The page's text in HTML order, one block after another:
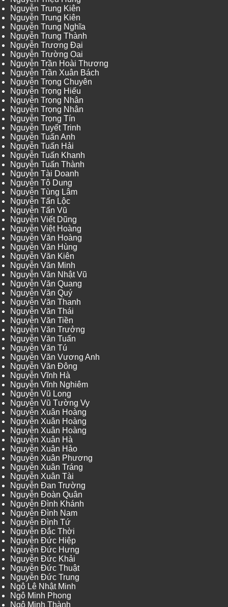
Nguyễn Trung Kiên
Nguyễn Trung Kiên
Nguyễn Trung Nghĩa
Nguyễn Trung Thành
Nguyễn Trương Đại
Nguyễn Trường Oai
Nguyễn Trần Hoài Thương
Nguyễn Trần Xuân Bách
Nguyễn Trọng Chuyên
Nguyễn Trọng Hiếu
Nguyễn Trọng Nhân
Nguyễn Trọng Nhân
Nguyễn Trọng Tín
Nguyễn Tuyết Trinh
Nguyễn Tuấn Anh
Nguyễn Tuấn Hải
Nguyễn Tuấn Khanh
Nguyễn Tuấn Thành
Nguyễn Tài Doanh
Nguyễn Tô Dung
Nguyễn Tùng Lâm
Nguyễn Tấn Lộc
Nguyễn Tấn Vũ
Nguyễn Viết Dũng
Nguyễn Việt Hoàng
Nguyễn Văn Hoàng
Nguyễn Văn Hùng
Nguyễn Văn Kiên
Nguyễn Văn Minh
Nguyễn Văn Nhật Vũ
Nguyễn Văn Quang
Nguyễn Văn Quý
Nguyễn Văn Thanh
Nguyễn Văn Thái
Nguyễn Văn Tiền
Nguyễn Văn Trưởng
Nguyễn Văn Tuấn
Nguyễn Văn Tú
Nguyễn Văn Vương Anh
Nguyễn Văn Đông
Nguyễn Vĩnh Hà
Nguyễn Vĩnh Nghiêm
Nguyễn Vũ Long
Nguyễn Vũ Tường Vy
Nguyễn Xuân Hoàng
Nguyễn Xuân Hoàng
Nguyễn Xuân Hoàng
Nguyễn Xuân Hà
Nguyễn Xuân Hảo
Nguyễn Xuân Phương
Nguyễn Xuân Tráng
Nguyễn Xuân Tài
Nguyễn Đan Trường
Nguyễn Đoàn Quân
Nguyễn Đình Khánh
Nguyễn Đình Nam
Nguyễn Đình Tứ
Nguyễn Đắc Thời
Nguyễn Đức Hiệp
Nguyễn Đức Hưng
Nguyễn Đức Khải
Nguyễn Đức Thuật
Nguyễn Đức Trung
Ngô Lê Nhật Minh
Ngô Minh Phong
Ngô Minh Thành